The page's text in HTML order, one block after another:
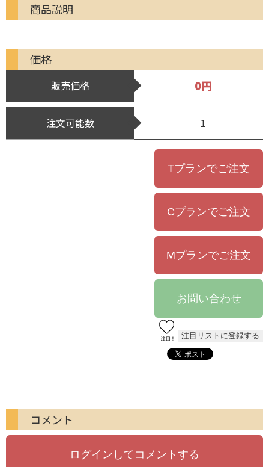
商品説明
価格
販売価格 0円
注文可能数 1
コメント